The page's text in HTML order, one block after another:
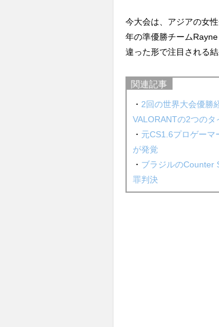
今大会は、アジアの女
年の準優勝チーム
違った形で注目される結
関連記事
・ 2回の世界大会優勝
VALORANTの2つの
・ 元CS1.6プロゲーマ
が発覚
・ ブラジルのCounter
罪判決